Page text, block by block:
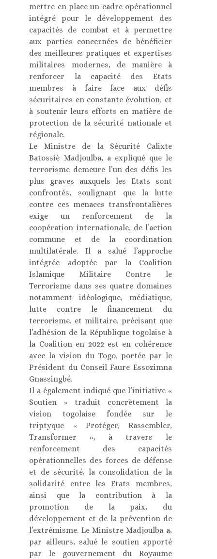
mettre en place un cadre opérationnel
intégré pour le développement des
capacités de combat et à permettre
aux parties concernées de bénéficier
des meilleures pratiques et expertises
militaires modernes, de manière à
renforcer la capacité des Etats
membres à faire face aux défis
sécuritaires en constante évolution, et
à soutenir leurs efforts en matière de
protection de la sécurité nationale et
régionale.
Le Ministre de la Sécurité Calixte
Batossiè Madjoulba, a expliqué que le
terrorisme demeure l’un des défis les
plus graves auxquels les Etats sont
confrontés, soulignant que la lutte
contre ces menaces transfrontalières
exige un renforcement de la
coopération internationale, de l’action
commune et de la coordination
multilatérale. Il a salué l’approche
intégrée adoptée par la Coalition
Islamique Militaire Contre le
Terrorisme dans ses quatre domaines
notamment idéologique, médiatique,
lutte contre le financement du
terrorisme, et militaire, précisant que
l’adhésion de la République togolaise à
la Coalition en 2022 est en cohérence
avec la vision du Togo, portée par le
Président du Conseil Faure Essozimna
Gnassingbé.
Il a également indiqué que l’initiative «
Soutien » traduit concrètement la
vision togolaise fondée sur le
triptyque « Protéger, Rassembler,
Transformer », à travers le
renforcement des capacités
opérationnelles des forces de défense
et de sécurité, la consolidation de la
solidarité entre les Etats membres,
ainsi que la contribution à la
promotion de la paix, du
développement et de la prévention de
l’extrémisme. Le Ministre Madjoulba a,
par ailleurs, salué le soutien apporté
par le gouvernement du Royaume